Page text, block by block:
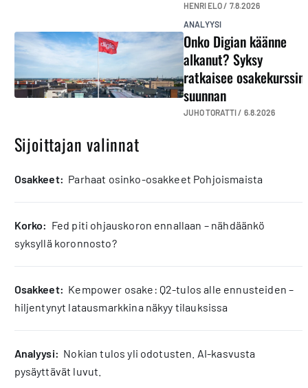
HENRI ELO / 7.8.2026
ANALYYSI
Onko Digian käänne
alkanut? Syksy
ratkaisee osakekurssin
suunnan
JUHO TORATTI / 6.8.2026
Sijoittajan valinnat
osakkeet: Parhaat osinko-osakkeet Pohjoismaista
korko: Fed piti ohjauskoron ennallaan – nähdäänkö
syksyllä koronnosto?
osakkeet: Kempower osake: Q2-tulos alle ennusteiden –
hiljentynyt latausmarkkina näkyy tilauksissa
analyysi: Nokian tulos yli odotusten. AI-kasvusta
pysäyttävät luvut.